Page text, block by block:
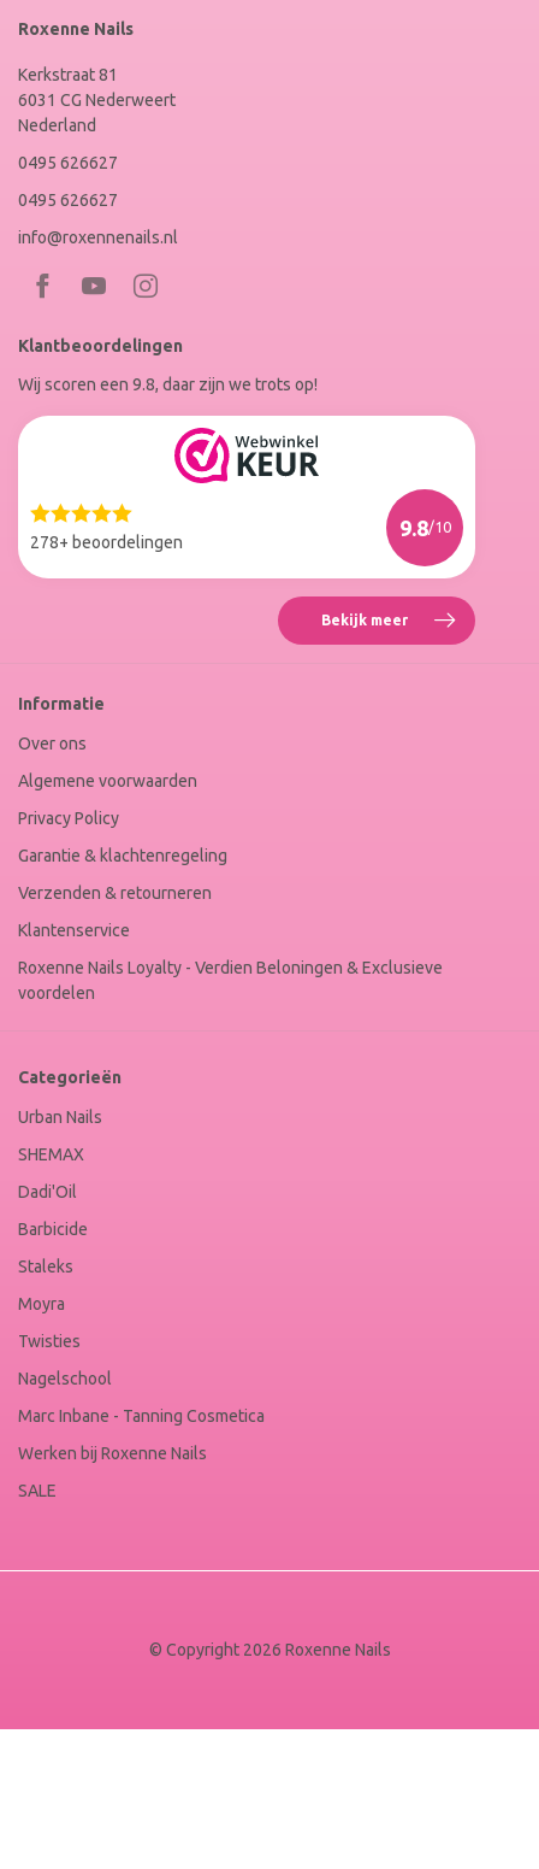
Roxenne Nails
Kerkstraat 81
6031 CG Nederweert
Nederland
0495 626627
0495 626627
info@roxennenails.nl
Bezoek
Facebook
op
Instagram
Klantbeoordelingen
Wij scoren een 9.8, daar zijn we trots op!
278+ beoordelingen
9.8/10
Web
Winkel
Bekijk meer Reviews
Roxenne
Informatie
Over ons
Algemene voorwaarden
Privacy Policy
Garantie & klachtenregeling
Verzenden & retourneren
Klantenservice
Roxenne Nails Loyalty - Verdien Beloningen & Exclusieve
voordelen
Categorieën
Urban Nails
SHEMAX
Dadi'Oil
Barbicide
Staleks
Moyra
Twisties
Nagelschool
Marc Inbane - Tanning Cosmetica
Werken bij Roxenne Nails
SALE
© Copyright 2026 Roxenne Nails